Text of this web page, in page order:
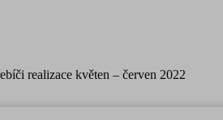
realizace květen – červen 2022